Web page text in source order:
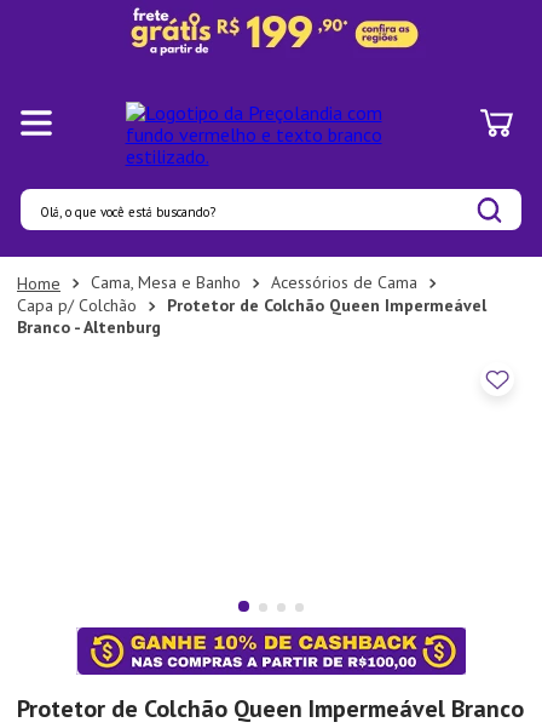
Olá, o que você está buscando?
Cama, Mesa e Banho
Acessórios de Cama
Capa p/ Colchão
Protetor de Colchão Queen Impermeável
Branco - Altenburg
Protetor de Colchão Queen Impermeável Branco
Termos mais buscados
1 º
Panelas
Xicara